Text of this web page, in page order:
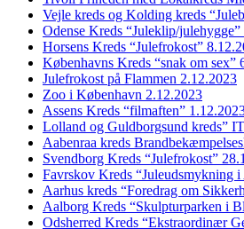
Vejle kreds og Kolding kreds
Odense Kreds “Juleklip/
Horsens Kreds “Julefrokost”
Københavns Kreds “snak om sex”
Julefrokost på Flammen 2.12.2023
Zoo i København 2.12.2023
Assens Kreds “filmaften”
Lolland og Guldborgsund kreds”
Aabenraa kreds
Svendborg Kreds “Julefrokost”
Favrskov Kreds “Juleudsmykning i
Aarhus kreds “Foredrag om
Aalborg Kreds “Skulpturparken i
Odsherred Kreds “Ekstraordinær